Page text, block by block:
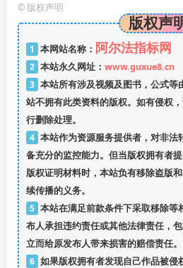
© 版权声明
版权声
1 本网站名称： 阿尔法指标网
2 本站永久网址： www.guxue8.cn
3 本站所有涉及视频及图书，公式等
站不拥有此类资料的版权。如有侵权
行删除处理。
4 本站作为资源服务提供者，对非法
备充分的监控能力。但当版权拥有者
版权证明材料时，本站负有移除盗版
续传播的义务。
5 本站在满足前款条件下采取移除等
布人承担违约责任或其他法律责任，
立而给原发布人带来损害的赔偿责任。
6 如果版权拥有者发现自己作品被侵